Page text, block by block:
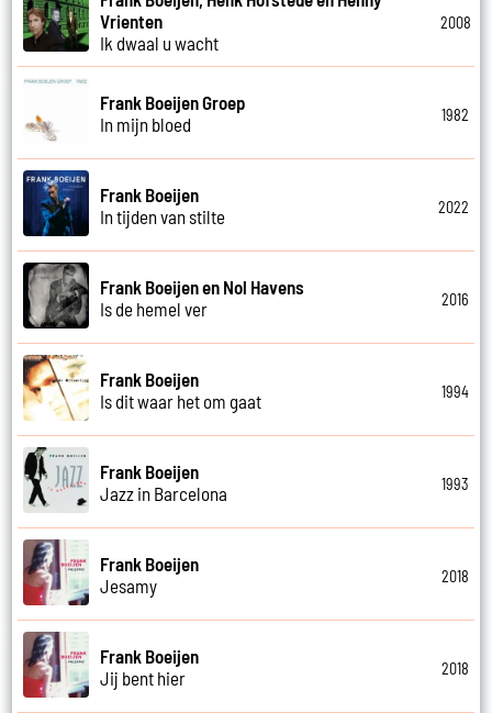
Vrienten
Ik dwaal u wacht
2008
Frank Boeijen Groep
In mijn bloed
1982
Frank Boeijen
In tijden van stilte
2022
Frank Boeijen en Nol Havens
Is de hemel ver
2016
Frank Boeijen
Is dit waar het om gaat
1994
Frank Boeijen
Jazz in Barcelona
1993
Frank Boeijen
Jesamy
2018
Frank Boeijen
Jij bent hier
2018